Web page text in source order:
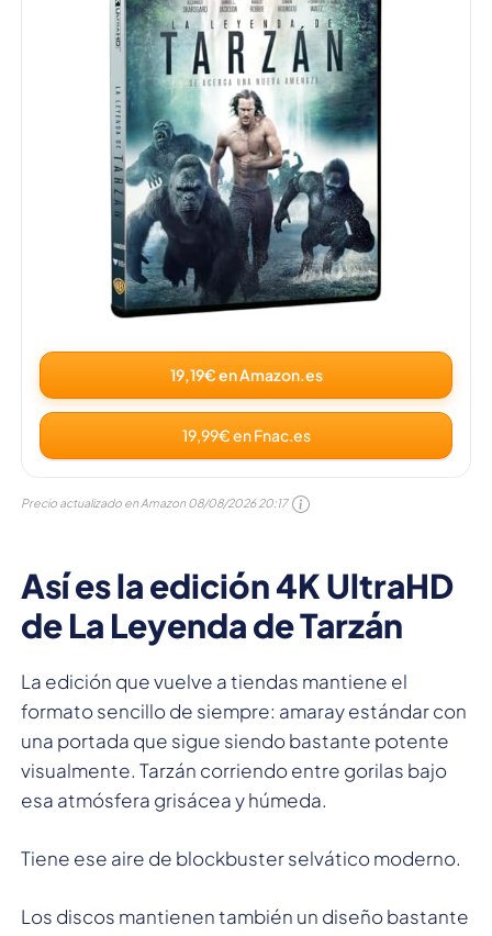
19,19€ en Amazon.es
19,99€ en Fnac.es
Precio actualizado en Amazon 08/08/2026 20:17
Así es la edición 4K UltraHD
de La Leyenda de Tarzán
La edición que vuelve a tiendas mantiene el
formato sencillo de siempre: amaray estándar con
una portada que sigue siendo bastante potente
visualmente. Tarzán corriendo entre gorilas bajo
esa atmósfera grisácea y húmeda.
Tiene ese aire de blockbuster selvático moderno.
Los discos mantienen también un diseño bastante